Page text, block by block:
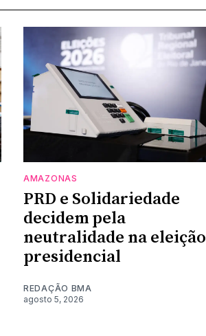
AMAZONAS
PRD e Solidariedade
decidem pela
neutralidade na eleição
presidencial
REDAÇÃO BMA
agosto 5, 2026